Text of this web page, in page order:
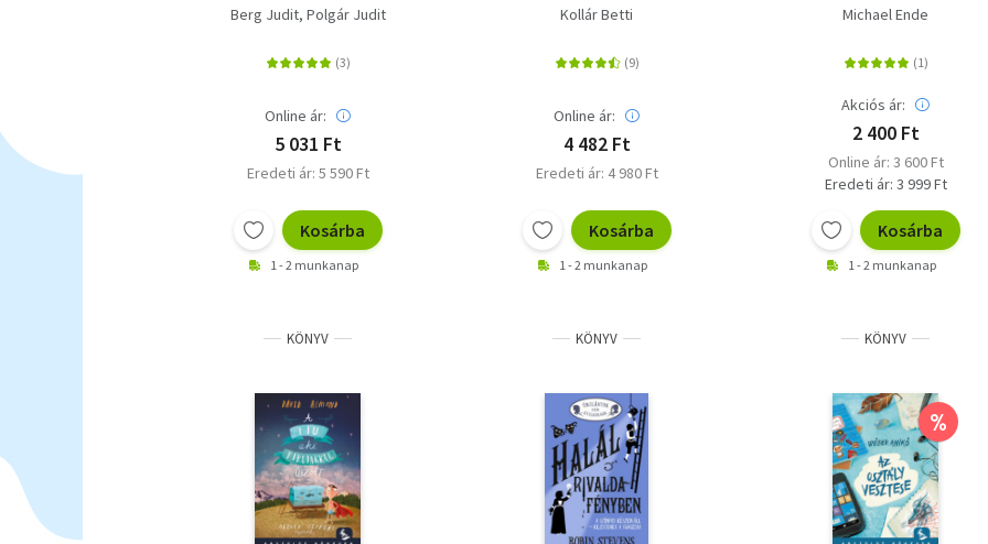
Berg Judit Polgár Judit
Online ár:
5 031 Ft
Eredeti ár: 5 590 Ft
Kosárba
1 - 2 munkanap
Kollár Betti
Online ár:
4 482 Ft
Eredeti ár: 4 980 Ft
Kosárba
1 - 2 munkanap
Michael Ende
Akciós ár:
2 400 Ft
Online ár: 3 600 Ft
Eredeti ár: 3 999 Ft
Kosárba
1 - 2 munkanap
KÖNYV KÖNYV KÖNYV
%